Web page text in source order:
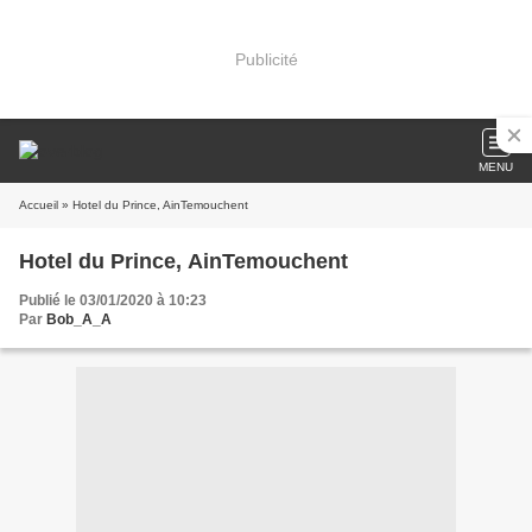
Publicité
MENU
Accueil » Hotel du Prince, AinTemouchent
Hotel du Prince, AinTemouchent
Publié le 03/01/2020 à 10:23
Par Bob_A_A